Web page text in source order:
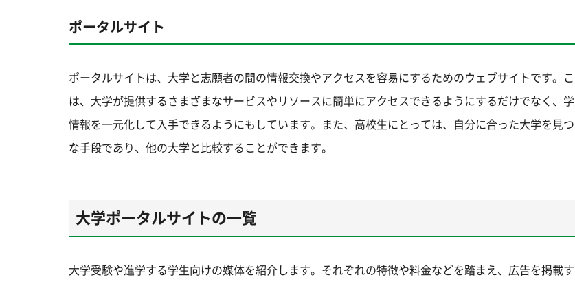
ポータルサイト
ポータルサイトは、大学と志願者の間の情報交換やアクセスを容易にするためのウェブサイトです。
は、大学が提供するさまざまなサービスやリソースに簡単にアクセスできるようにするだけでなく、
情報を一元化して入手できるようにもしています。また、高校生にとっては、自分に合った大学を見
な手段であり、他の大学と比較することができます。
大学ポータルサイトの一覧
大学受験や進学する学生向けの媒体を紹介します。それぞれの特徴や料金などを踏まえ、広告を掲載